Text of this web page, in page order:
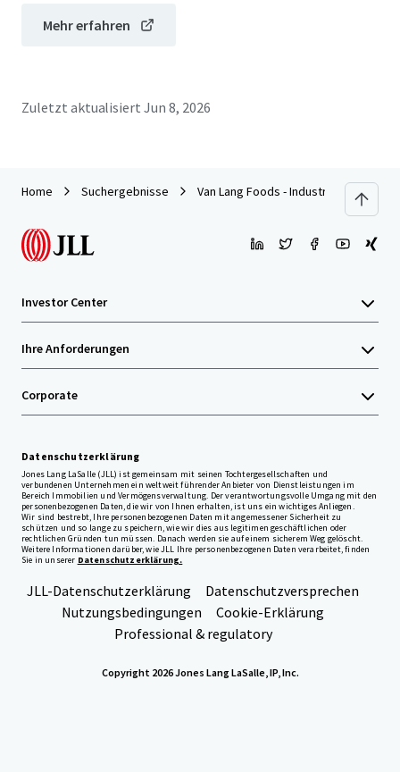
Mehr erfahren
Zuletzt aktualisiert Jun 8, 2026
Home Suchergebnisse Van Lang Foods - Industrial Food
Investor Center
Ihre Anforderungen
Corporate
Datenschutzerklärung
Jones Lang LaSalle (JLL) ist gemeinsam mit seinen Tochtergesellschaften und
verbundenen Unternehmen ein weltweit führender Anbieter von Dienstleistungen im
Bereich Immobilien und Vermögensverwaltung. Der verantwortungsvolle Umgang mit den
personenbezogenen Daten, die wir von Ihnen erhalten, ist uns ein wichtiges Anliegen.
Wir sind bestrebt, Ihre personenbezogenen Daten mit angemessener Sicherheit zu
schützen und so lange zu speichern, wie wir dies aus legitimen geschäftlichen oder
rechtlichen Gründen tun müssen. Danach werden sie auf einem sicherem Weg gelöscht.
Weitere Informationen darüber, wie JLL Ihre personenbezogenen Daten verarbeitet, finden
Sie in unserer Datenschutzerklärung.
JLL-Datenschutzerklärung
Datenschutzversprechen
Nutzungsbedingungen
Cookie-Erklärung
Professional & regulatory
Copyright 2026 Jones Lang LaSalle, IP, Inc.